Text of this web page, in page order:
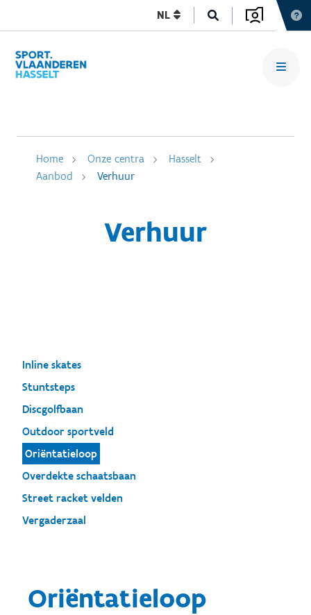
NL
Home Onze centra
Hasselt
Aanbod
Verhuur
Verhuur
Inline skates
Stuntsteps
Discgolfbaan
Outdoor sportveld
Oriëntatieloop
Overdekte schaatsbaan
Street racket velden
Vergaderzaal
Oriëntatieloop